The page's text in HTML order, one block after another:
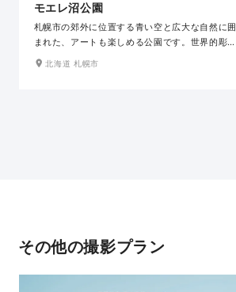
モエレ沼公園
札幌市の郊外に位置する青い空と広大な自然に囲
まれた、アートも楽しめる公園です。世界的彫刻
家イサム・ノグチの設計で2005年に完成したス
タイリッシュなガラスのピラミッドでの撮影は、
北海道 札幌市
その他の撮影プラン